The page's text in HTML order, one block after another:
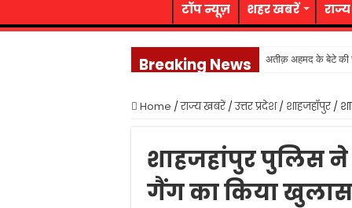
टॉप न्यूज़ शहर खबरें
Breaking News अतीक़ अहमद के बेटे की
नवाबाद पुलिस ने लूट
60 वर्ष से अधिक आयु की
प्रदेश का राजकोषीय
Home /राज्य खबरें /उत्तर प्रदेश / शाहजहाँपुर /
शाहजहांपुर पुलिस
गैंग का किया